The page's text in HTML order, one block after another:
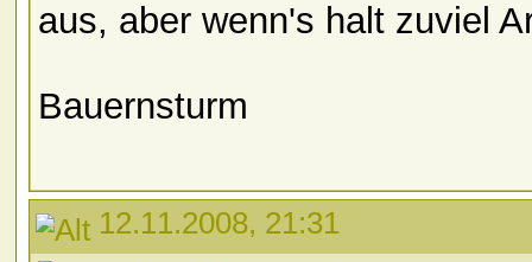
aus, aber wenn's halt zuviel
Bauernsturm
12.11.2008, 21:31